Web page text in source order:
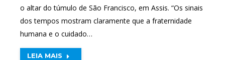
o altar do túmulo de São Francisco, em Assis. “Os sinais
dos tempos mostram claramente que a fraternidade
humana e o cuidado…
LEIA MAIS